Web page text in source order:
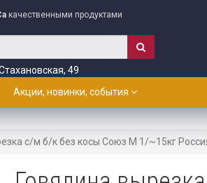
качественными продуктами
49
Акции, новинки, события
с/м б/к без косы Союз М 1/~15кг